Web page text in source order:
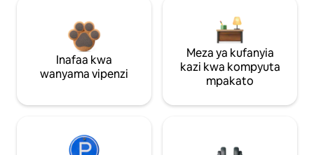
Inafaa kwa
wanyama vipenzi
Meza ya kufanyia
kazi kwa kompyuta
mpakato